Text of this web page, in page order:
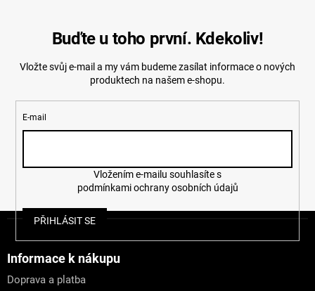
Buďte u toho první. Kdekoliv!
Vložte svůj e-mail a my vám budeme zasílat informace o nových
produktech na našem e-shopu.
E-mail
podmínkami ochrany osobních údajů
PŘIHLÁSIT SE
Informace k nákupu
Doprava a platba